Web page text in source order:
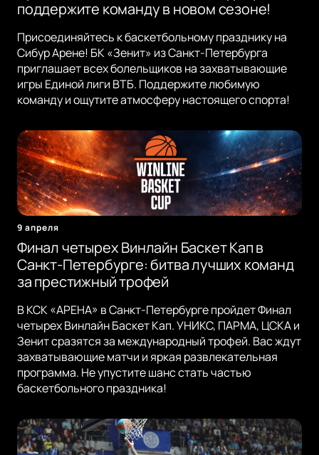
поддержите команду в новом сезоне!
Присоединяйтесь к баскетбольному празднику на
Сибур Арене! БК «Зенит» из Санкт-Петербурга
приглашает всех болельщиков на захватывающие
игры Единой лиги ВТБ. Поддержите любимую
команду и ощутите атмосферу настоящего спорта!
9 апреля
Финал четырех Винлайн Баскет Кап в
Санкт-Петербурге: битва лучших команд
за престижный трофей
В КСК «АРЕНА» в Санкт-Петербурге пройдет Финал
четырех Винлайн Баскет Кап. УНИКС, ПАРМА, ЦСКА и
Зенит сразятся за международный трофей. Вас ждут
захватывающие матчи и яркая развлекательная
программа. Не упустите шанс стать частью
баскетбольного праздника!